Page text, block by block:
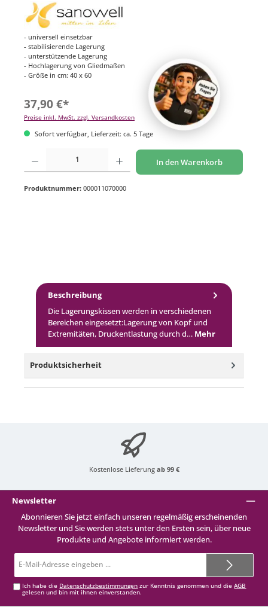
- universell einsetzbar
- stabilisierende Lagerung
- unterstützende Lagerung
- Hochlagerung von Gliedmaßen
- Größe in cm: 40 x 60
37,90 €*
Preise inkl. MwSt. zzgl. Versandkosten
Sofort verfügbar, Lieferzeit: ca. 5 Tage
Produkt Anzahl: Gib den gewünschten Wert ein oder benutze die Schaltflächen um
In den Warenkorb
Produktnummer: 000011070000
Beschreibung
Die Lagerungskissen werden in verschiedenen
Bereichen eingesetzt:Lagerung von Kopf und
Extremitäten, Druckentlastung durch d… Mehr
Produktsicherheit
Kostenlose Lieferung ab 99 €
Newsletter
Abonnieren Sie jetzt einfach unseren regelmäßig erscheinenden
Newsletter und Sie werden stets unter den Ersten sein, über neue
Produkte und Angebote informiert werden.
Mail-
Ich habe die Datenschutzbestimmungen zur Kenntnis genommen und dieAGB
gelesen und bin mit ihnen einverstanden.